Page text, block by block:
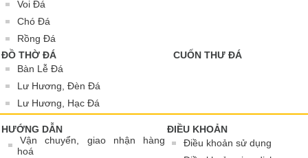
Voi Đá
Chó Đá
Rồng Đá
ĐỒ THỜ ĐÁ
Bàn Lễ Đá
Lư Hương, Đèn Đá
Lư Hương, Hạc Đá
CUỐN THƯ ĐÁ
HƯỚNG DẪN
Vận chuyển, giao nhận hàng
hoá
ĐIỀU KHOẢN
Điều khoản sử dụng